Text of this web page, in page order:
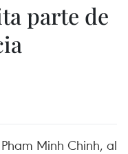
parte de
Minh Chinh, al